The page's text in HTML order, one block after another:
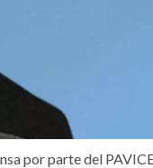
por parte del